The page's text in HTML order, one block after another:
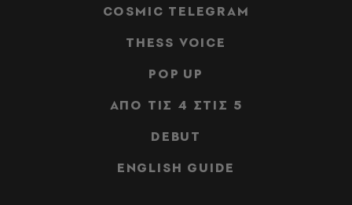
COSMIC TELEGRAM
THESS VOICE
POP UP
ΑΠΟ ΤΙΣ 4 ΣΤΙΣ 5
DEBUT
ENGLISH GUIDE